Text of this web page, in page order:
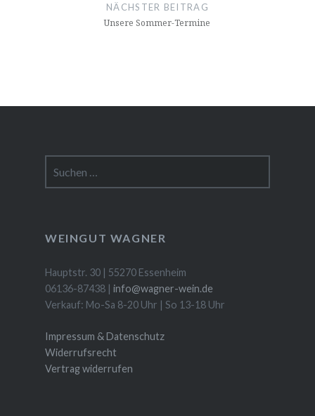
NÄCHSTER BEITRAG
Unsere Sommer-Termine
nach:
WEINGUT WAGNER
Hauptstr. 30 | 55270 Essenheim
06136-87438 | info@wagner-wein.de
Verkauf: Mo-Sa 8-20 Uhr | So 13-18 Uhr
Impressum & Datenschutz
Widerrufsrecht
Vertrag widerrufen